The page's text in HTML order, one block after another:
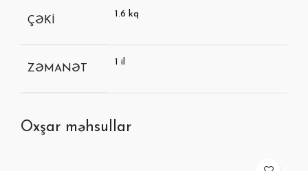
ÇƏKI
1.6 kq
ZƏMANƏT
1 il
Oxşar məhsullar